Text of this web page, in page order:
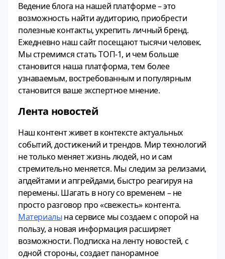
Ведение блога на нашей платформе – это
возможность найти аудиторию, приобрести
полезные контакты, укрепить личный бренд.
Ежедневно наш сайт посещают тысячи человек.
Мы стремимся стать ТОП-1, и чем больше
становится наша платформа, тем более
узнаваемым, востребованным и популярным
становится ваше экспертное мнение.
Лента новостей
Наш контент живет в контексте актуальных
событий, достижений и трендов. Мир технологий
не только меняет жизнь людей, но и сам
стремительно меняется. Мы следим за релизами,
апдейтами и апгрейдами, быстро реагируя на
перемены. Шагать в ногу со временем – не
просто разговор про «свежесть» контента.
Материалы на сервисе мы создаем с опорой на
пользу, а новая информация расширяет
возможности. Подписка на ленту новостей, с
одной стороны, создает панорамное